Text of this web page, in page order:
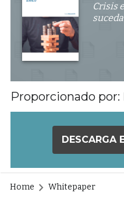
Crisis
Proporcionado por:
DESCARGA
Home Whitepaper